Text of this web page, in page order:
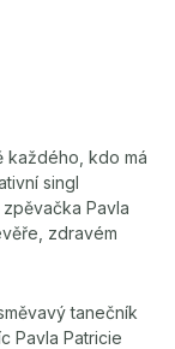
každého, kdo má
singl
Pavla
zdravém
tanečník
Pavla Patricie